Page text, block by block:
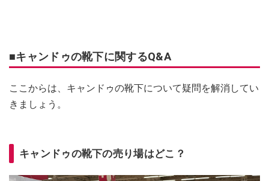
■キャンドゥの靴下に関するQ&A
ここからは、キャンドゥの靴下について疑問を解消してい
きましょう。
キャンドゥの靴下の売り場はどこ？